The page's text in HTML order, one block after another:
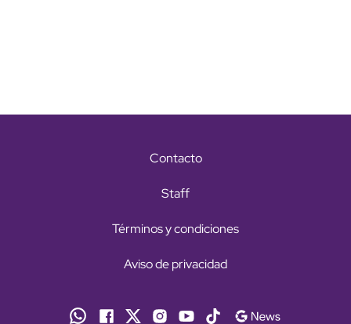
Contacto
Staff
Términos y condiciones
Aviso de privacidad